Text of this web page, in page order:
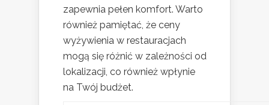
zapewnia pełen komfort. Warto
również pamiętać, że ceny
wyżywienia w restauracjach
mogą się różnić w zależności od
lokalizacji, co również wpłynie
na Twój budżet.